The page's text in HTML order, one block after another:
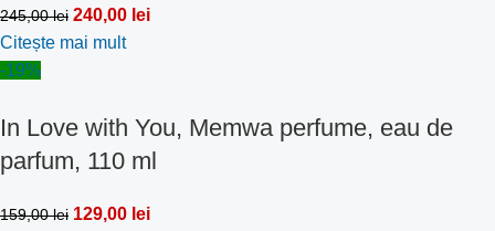
245,00lei 240,00 lei
Citește mai mult
-19%
In Love with You, Memwa perfume, eau de
parfum, 110 ml
159,00lei 129,00 lei